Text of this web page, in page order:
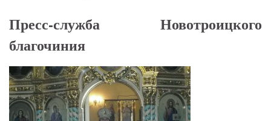
Пресс-служба Новотроицкого
благочиния